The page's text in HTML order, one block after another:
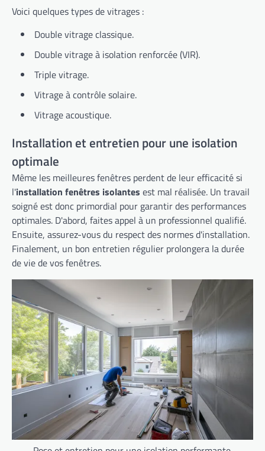
Voici quelques types de vitrages :
Double vitrage classique.
Double vitrage à isolation renforcée (VIR).
Triple vitrage.
Vitrage à contrôle solaire.
Vitrage acoustique.
Installation et entretien pour une isolation
optimale
Même les meilleures fenêtres perdent de leur efficacité si
l'installation fenêtres isolantes est mal réalisée. Un travail
soigné est donc primordial pour garantir des performances
optimales. D'abord, faites appel à un professionnel qualifié.
Ensuite, assurez-vous du respect des normes d'installation.
Finalement, un bon entretien régulier prolongera la durée
de vie de vos fenêtres.